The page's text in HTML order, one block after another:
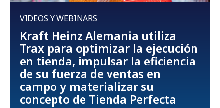
VIDEOS Y WEBINARS
Kraft Heinz Alemania utiliza
Trax para optimizar la ejecución
en tienda, impulsar la eficiencia
de su fuerza de ventas en
campo y materializar su
concepto de Tienda Perfecta